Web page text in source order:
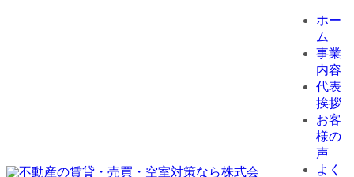
ホー
ム
事業
内容
代表
挨拶
お客
様の
声
よく